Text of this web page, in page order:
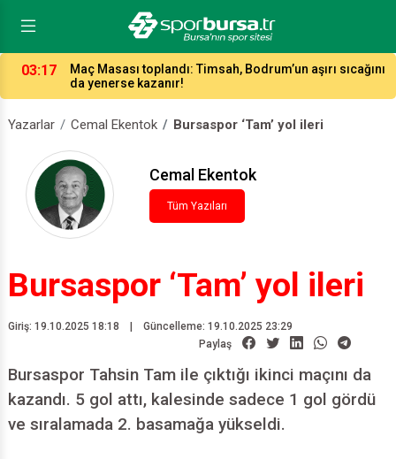
03:17
Maç Masası toplandı: Timsah, Bodrum’un aşırı sıcağını
da yenerse kazanır!
Yazarlar Cemal Ekentok Bursaspor ‘Tam’ yol ileri
Cemal Ekentok
Tüm Yazıları
Bursaspor ‘Tam’ yol ileri
Giriş: 19.10.2025 18:18 |
Güncelleme: 19.10.2025 23:29
Paylaş
Bursaspor Tahsin Tam ile çıktığı ikinci maçını da
kazandı. 5 gol attı, kalesinde sadece 1 gol gördü
ve sıralamada 2. basamağa yükseldi.